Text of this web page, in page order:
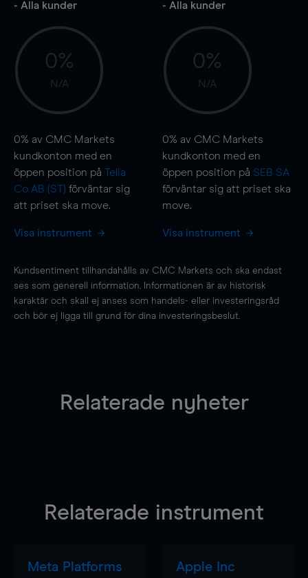
- Alla kunder
0%
N/A
0% av CMC Markets
kundkonton med en
öppen position på Telia
Co AB (ST) förväntar sig
att priset ska move.
Visa instrument
- Alla kunder
0%
N/A
0% av CMC Markets
kundkonton med en
öppen position på SEB SA
förväntar sig att priset ska
move.
Visa instrument
Kundsentiment tillhandahålls av CMC Markets och ska endast
ses som generell information. Informationen är av historisk
karaktär och skall ej anses som handels- eller investeringsråd
och bör ej ligga till grund för dina investeringsbeslut.
Relaterade nyheter
Relaterade instrument
Meta Platforms
Apple Inc